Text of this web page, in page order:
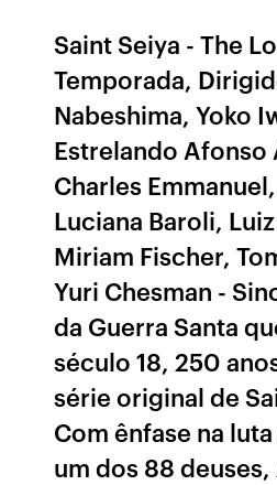
Saint Seiya - The
Temporada,
Nabeshima, Yoko
Estrelando Afonso
Charles
Luciana Baroli,
Miriam Fischer,
Yuri Chesman -
da Guerra Santa
século 18, 250
série original de
Com ênfase na
um dos 88 deuses,